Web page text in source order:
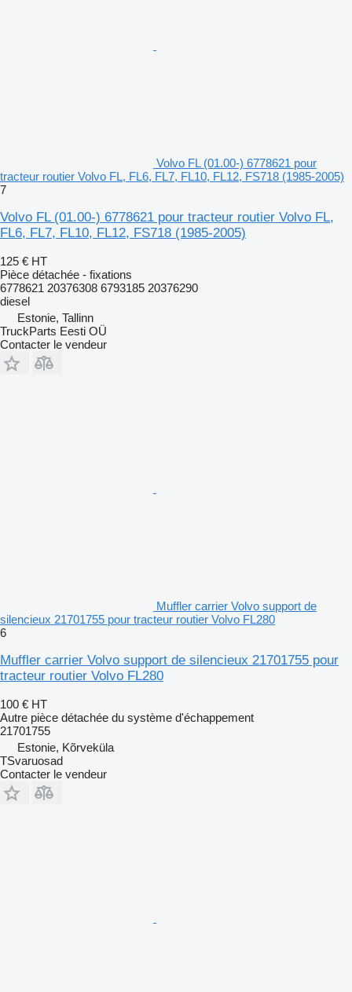
Volvo FL (01.00-) 6778621 pour
tracteur routier Volvo FL, FL6, FL7, FL10, FL12, FS718 (1985-2005)
7
Volvo FL (01.00-) 6778621 pour tracteur routier Volvo FL,
FL6, FL7, FL10, FL12, FS718 (1985-2005)
125 € HT
Pièce détachée - fixations
6778621 20376308 6793185 20376290
diesel
Estonie, Tallinn
TruckParts Eesti OÜ
Contacter le vendeur
Muffler carrier Volvo support de
silencieux 21701755 pour tracteur routier Volvo FL280
6
Muffler carrier Volvo support de silencieux 21701755 pour
tracteur routier Volvo FL280
100 € HT
Autre pièce détachée du système d'échappement
21701755
Estonie, Kõrveküla
TSvaruosad
Contacter le vendeur